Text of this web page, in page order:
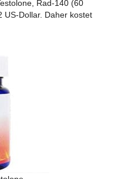
Rad-140 (60
US-Dollar. Daher kostet